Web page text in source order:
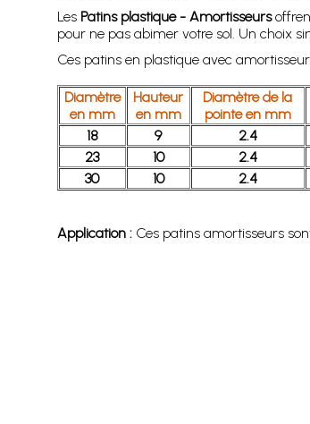
Les Patins plastique - Amortisseurs
pour ne pas abimer votre sol. Un choix
Ces patins en plastique avec
Diamètre
en mm
Hauteur
en mm
Diamètre de la
pointe en mm
18
9 2.4
23
10 2.4
30
10 2.4
Application :Ces patins amortisseurs